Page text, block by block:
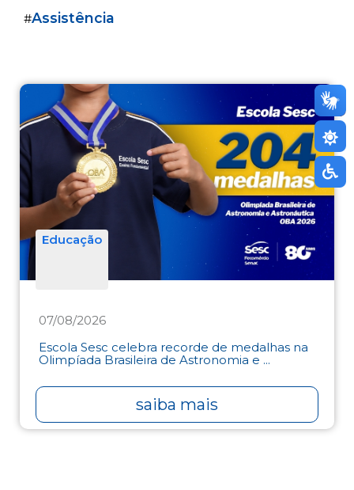
#Assistência
Educação
07/08/2026
Escola Sesc celebra recorde de medalhas na
Olimpíada Brasileira de Astronomia e ...
saiba mais